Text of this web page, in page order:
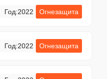
Год:2022 Огнезащита
Год:2022 Огнезащита